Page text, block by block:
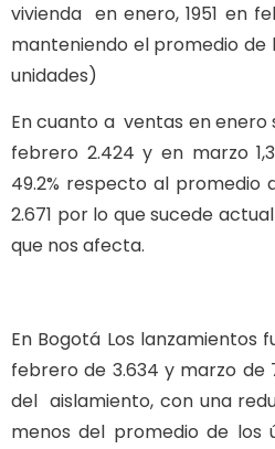
vivienda en enero, 1951 en
manteniendo el promedio de
unidades)
En cuanto a ventas en enero
febrero 2.424 y en marzo
49.2% respecto al promedio
2.671 por lo que sucede
que nos afecta.
En Bogotá Los lanzamientos
febrero de 3.634 y marzo de
del aislamiento, con una
menos del promedio de los